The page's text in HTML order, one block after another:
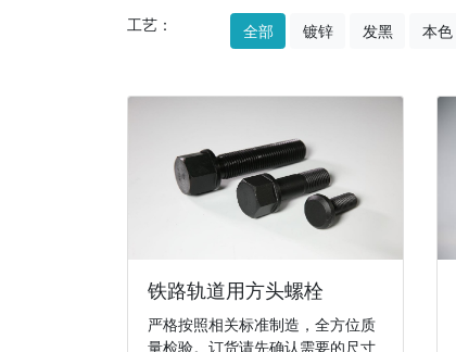
工艺： 全部 镀锌 发黑 本色
铁路轨道用方头螺栓
严格按照相关标准制造，全方位质
量检验。订货请先确认需要的尺寸